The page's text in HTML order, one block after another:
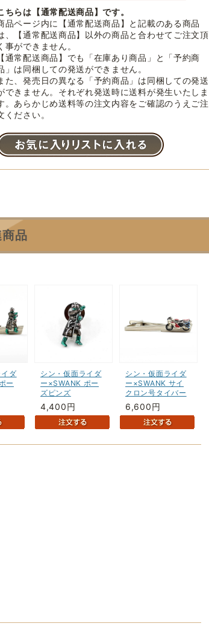
ちらは【通常配送商品】です。
品ページ内に【通常配送商品】と記載のある商品
、【通常配送商品】以外の商品と合わせてご注文頂
事ができません。
【通常配送商品】でも「在庫あり商品」と「予約商
」は同梱しての発送ができません。
た、発売日の異なる「予約商品」は同梱しての発送
できません。それぞれ発送時に送料が発生いたしま
。あらかじめ送料等の注文内容をご確認のうえご注
ください。
商品
ダ
ー
シン・仮面ライダ
ー×SWANK ポー
ズピンズ
4,400円
シン・仮面ライダ
ー×SWANK サイ
クロン号タイバー
6,600円